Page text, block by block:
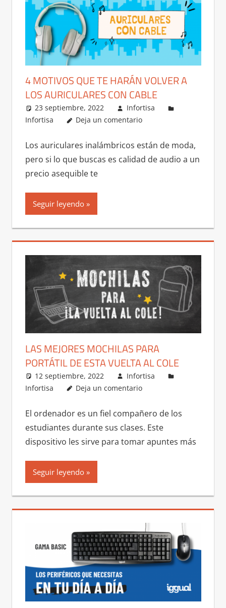
4 MOTIVOS QUE TE HARÁN VOLVER A
LOS AURICULARES CON CABLE
23 septiembre, 2022
Infortisa
Infortisa
Deja un comentario
Los auriculares inalámbricos están de moda,
pero si lo que buscas es calidad de audio a un
precio asequible te
Seguir leyendo
LAS MEJORES MOCHILAS PARA
PORTÁTIL DE ESTA VUELTA AL COLE
12 septiembre, 2022
Infortisa
Infortisa
Deja un comentario
El ordenador es un fiel compañero de los
estudiantes durante sus clases. Este
dispositivo les sirve para tomar apuntes más
Seguir leyendo